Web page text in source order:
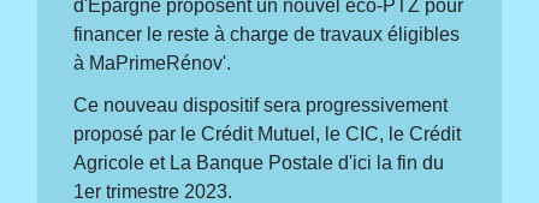
d'Épargne proposent un nouvel éco-PTZ pour
financer le reste à charge de travaux éligibles
à MaPrimeRénov'.
Ce nouveau dispositif sera progressivement
proposé par le Crédit Mutuel, le CIC, le Crédit
Agricole et La Banque Postale d'ici la fin du
1ertrimestre 2023.